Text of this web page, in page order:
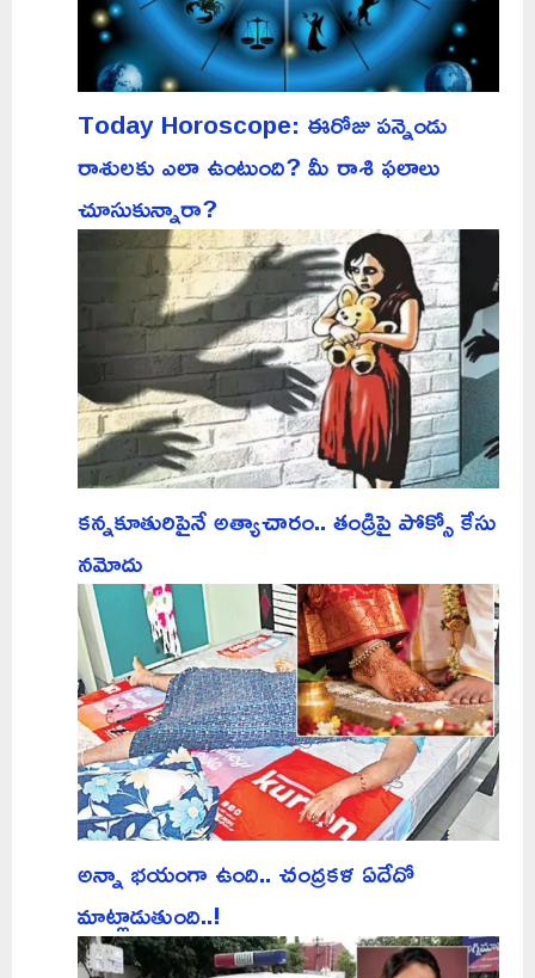
Today Horoscope: ఈరోజు పన్నెండు
రాశులకు ఎలా ఉంటుంది? మీ రాశి ఫలాలు
చూసుకున్నారా?
కన్నకూతురిపైనే అత్యాచారం.. తండ్రిపై పోక్సో కేసు
నమోదు
అన్నా భయంగా ఉంది.. చంద్రకళ ఏదేదో
మాట్లాడుతుంది..!